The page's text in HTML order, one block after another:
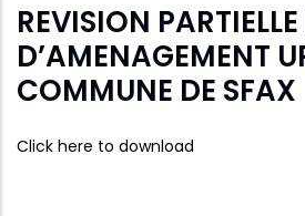
REVISION
D’AMENAGEMENT
COMMUNE DE SFAX
Click here to download